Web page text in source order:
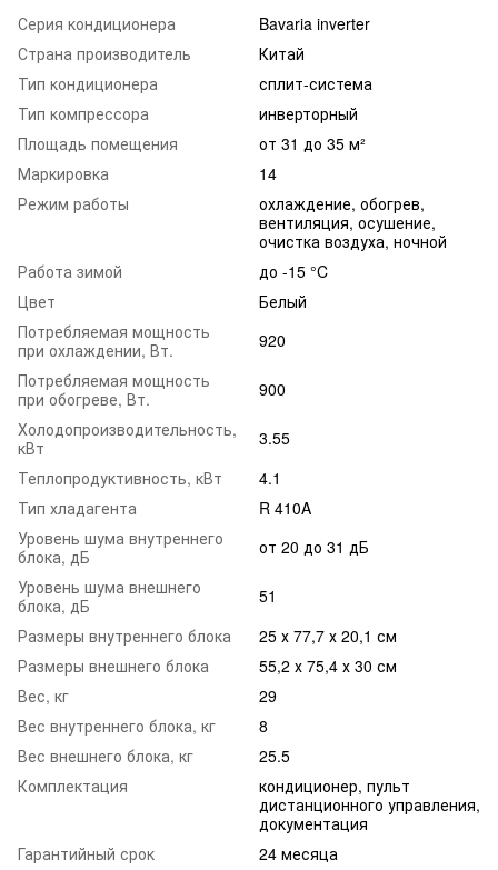
Серия кондиционера
Bavaria inverter
Страна производитель
Китай
Тип кондиционера
сплит-система
Тип компрессора
инверторный
Площадь помещения
от 31 до 35 м²
Маркировка
14
Режим работы
охлаждение, обогрев,
вентиляция, осушение,
очистка воздуха, ночной
Работа зимой
до -15 °C
Цвет
Белый
Потребляемая мощность
при охлаждении, Вт.
920
Потребляемая мощность
при обогреве, Вт.
900
Холодопроизводительность,
кВт
3.55
Теплопродуктивность, кВт
4.1
Тип хладагента
R 410A
Уровень шума внутреннего
блока, дБ
от 20 до 31 дБ
Уровень шума внешнего
блока, дБ
51
Размеры внутреннего блока
25 х 77,7 х 20,1 см
Размеры внешнего блока
55,2 х 75,4 х 30 см
Вес, кг
29
Вес внутреннего блока, кг
8
Вес внешнего блока, кг
25.5
Комплектация
кондиционер, пульт
дистанционного управления,
документация
Гарантийный срок
24 месяца